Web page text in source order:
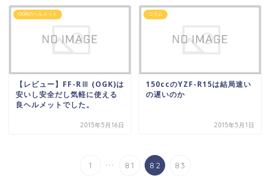
OGKのヘルメット
【レビュー】FF-RⅢ (OGK)は
安いし安全だし気軽に使える
良ヘルメットでした。
2015年5月16日
コラム
150ccのYZF-R15は結局速い
の遅いのか
2015年5月1日
1 ... 81 82 83